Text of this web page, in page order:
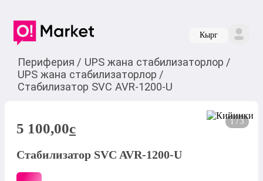
Кырг
Периферия / UPS жана стабилизаторлор /
UPS жана стабилизаторлор /
Стабилизатор SVC AVR-1200-U
1 / 3
5 100,00c
Стабилизатор SVC AVR-1200-U